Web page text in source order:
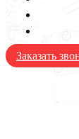
Заказать